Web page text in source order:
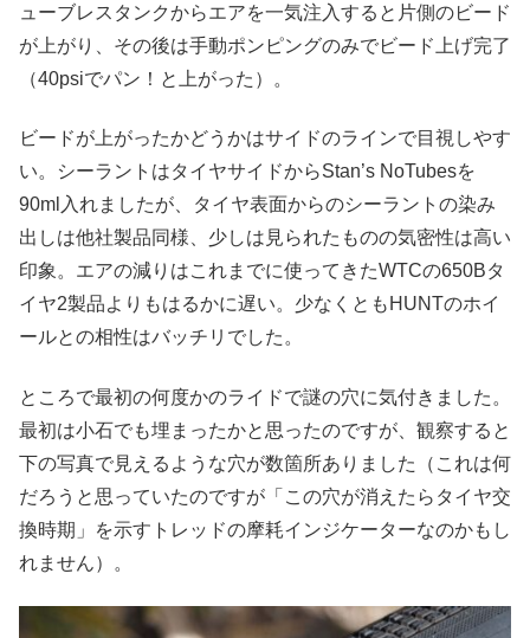
ューブレスタンクからエアを一気注入すると片側のビード
が上がり、その後は手動ポンピングのみでビード上げ完了
（40psiでパン！と上がった）。
ビードが上がったかどうかはサイドのラインで目視しやす
い。シーラントはタイヤサイドからStan’s NoTubesを
90ml入れましたが、タイヤ表面からのシーラントの染み
出しは他社製品同様、少しは見られたものの気密性は高い
印象。エアの減りはこれまでに使ってきたWTCの650Bタ
イヤ2製品よりもはるかに遅い。少なくともHUNTのホイ
ールとの相性はバッチリでした。
ところで最初の何度かのライドで謎の穴に気付きました。
最初は小石でも埋まったかと思ったのですが、観察すると
下の写真で見えるような穴が数箇所ありました（これは何
だろうと思っていたのですが「この穴が消えたらタイヤ交
換時期」を示すトレッドの摩耗インジケーターなのかもし
れません）。